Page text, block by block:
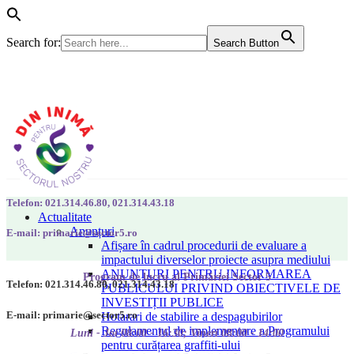
Search for: Search Button
Actualitate
Anunțuri
Afișare în cadrul procedurii de evaluare a
impactului diverselor proiecte asupra mediului
ANUNȚURI PENTRU INFORMAREA
PUBLICULUI PRIVIND OBIECTIVELE DE
INVESTIȚII PUBLICE
Hotarari de stabilire a despagubirilor
Regulamentul de implementare a Programului
pentru curățarea graffiti-ului
Telefon: 021.314.46.80, 021.314.43.18
E-mail: primarie@sector5.ro
Program de lucru al Primăriei Sector 5
Luni - Joi 08:00 - 16:30; Vineri 08:00 - 14:00
Telefon: 021.314.46.80, 021.314.43.18
E-mail: primarie@sector5.ro